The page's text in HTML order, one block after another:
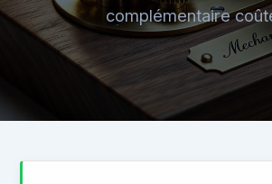
complémentaire